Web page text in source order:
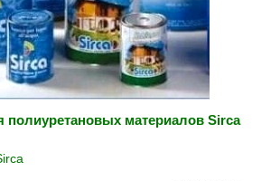
полиуретановых материалов Sirca